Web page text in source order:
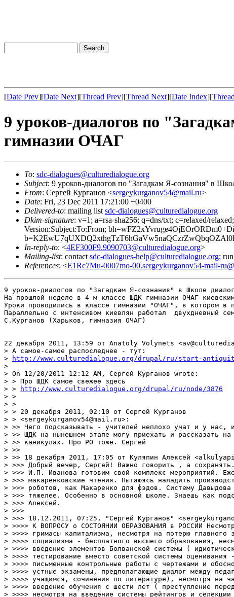
[Date Prev][Date Next][Thread Prev][Thread Next][Date Index][
9 уроков-диалогов по
гимназии ОЧАГ
To: sdc-dialogues@culturedialogue.org
Subject: 9 уроков-диалогов по "Загадкам Я-сознания" в
From: Сергей Курганов <sergeykurganov54@mail.ru>
Date: Fri, 23 Dec 2011 17:21:00 +0400
Delivered-to: mailing list sdc-dialogues@culturedialogue.org
Dkim-signature: v=1; a=rsa-sha256; q=dns/txt; c=relaxed/
Version:Subject:To:From;
In-reply-to: <4EF300F9.9090703@culturedialogue.org>
Mailing-list: contact sdc-dialogues-help@culturedialogue.org;
References: <E1Rc7Mu-0007mo-00.sergeykurganov54-mail-
9 уроков-диалогов по "Загадкам Я-сознания" в Школе
На прошлой неделе в 4-м классе ШДК гимназии ОЧАГ
Уроки проводились в классе гимназии "ОЧАГ", в котором
Параллельно с интенсивом киевлян работал  двухдневный
С.Курганов (Харьков, гимназия ОЧАГ)
22 декабря 2011, 13:59 от Anatoly Volynets
> А самое-самое распоследнее - тут:
>
http://www.culturedialogue.org/drupal/ru/start-
>
> On 12/20/2011 12:12 AM, Сергей Курганов wrote:
> > Про ШДК самое свежее здесь
> >
http://www.culturedialogue.org/drupal/ru/node/3876
> >
> >
> > 20 декабря 2011, 02:10 от Сергей Курганов
> > <sergeykurganov54@mail.ru>:
> >> Чего подсказывать - учителей неплохо учат и у нас,
> >> ШДК на нынешнем этапе могу приехать и рассказать на
> >> каникулах. Про РО тоже. Сергей
> >>
> >> 18 декабря 2011, 17:05 от Куляпин Алексей
> >>> Добрый вечер, Сергей! Важно говорить , а
> >>> И.П. Иванова готовим свой комплекс мероприятий.
> >>> макаренковские чтения. Пытаюясь наладить
> >>> роботов, как Макаренко для фэдов. Систему Давыдова
> >>> тяжелее. Особенно в основной школе. Знаешь как
> >>> Алексей.
> >>>
> >>> 18.12.2011, 07:25, "Сергей Курганов"
> >>>> К ВОПРОСУ о СОСТОЯНИИ ОБРАЗОВАНИЯ в РОССИИ
> >>>> гримасы капитализма, несмотря на потерю главного
> >>>> социализма - бесплатного высшего образования,
> >>>> введение элементов Болванской системы (
> >>>> тестирование вместо советской системы оценивания
> >>>> письменные контрольные работы с чертежами и
> >>>> устные экзамены, предполагающие диалог между
> >>>> учащимся, сочинения по литературе), несмотря на
> >>>> введение обучения с шести лет ( преступление
> >>>> несмотря на введение системы рейтингов и селекции